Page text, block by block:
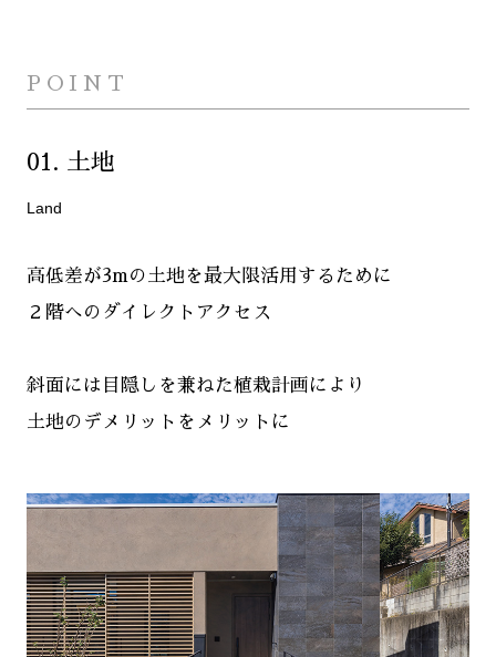
POINT
01. 土地
Land
高低差が3mの土地を最大限活用するために
２階へのダイレクトアクセス
斜面には目隠しを兼ねた植栽計画により
土地のデメリットをメリットに